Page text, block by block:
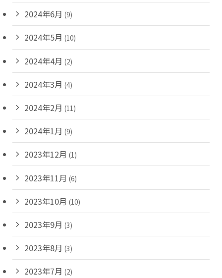
2024年6月 (9)
2024年5月 (10)
2024年4月 (2)
2024年3月 (4)
2024年2月 (11)
2024年1月 (9)
2023年12月 (1)
2023年11月 (6)
2023年10月 (10)
2023年9月 (3)
2023年8月 (3)
2023年7月 (2)